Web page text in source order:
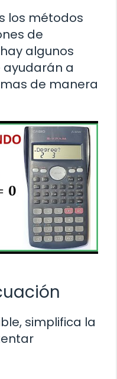
los métodos
de
algunos
ayudarán a
de manera
simplifica la